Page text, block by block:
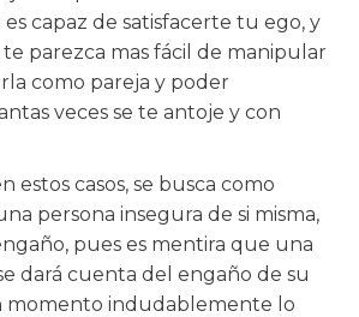
capaz de satisfacerte tu ego, y
parezca mas fácil de manipular
como pareja y poder
veces se te antoje y con
estos casos, se busca como
persona insegura de si misma,
pues es mentira que una
dará cuenta del engaño de su
momento indudablemente lo